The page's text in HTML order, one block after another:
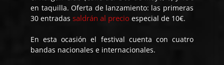
en taquilla. Oferta de lanzamiento: las primeras
30 entradassaldrán al precio especial de 10€.
En esta ocasión el festival cuenta con cuatro
bandas nacionales e internacionales.